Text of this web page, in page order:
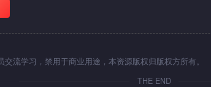
流学习，禁用于商业用途，本资源版权归版权方所有。
THE END